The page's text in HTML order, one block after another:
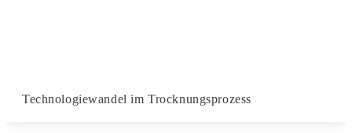
Technologiewandel im Trocknungsprozess